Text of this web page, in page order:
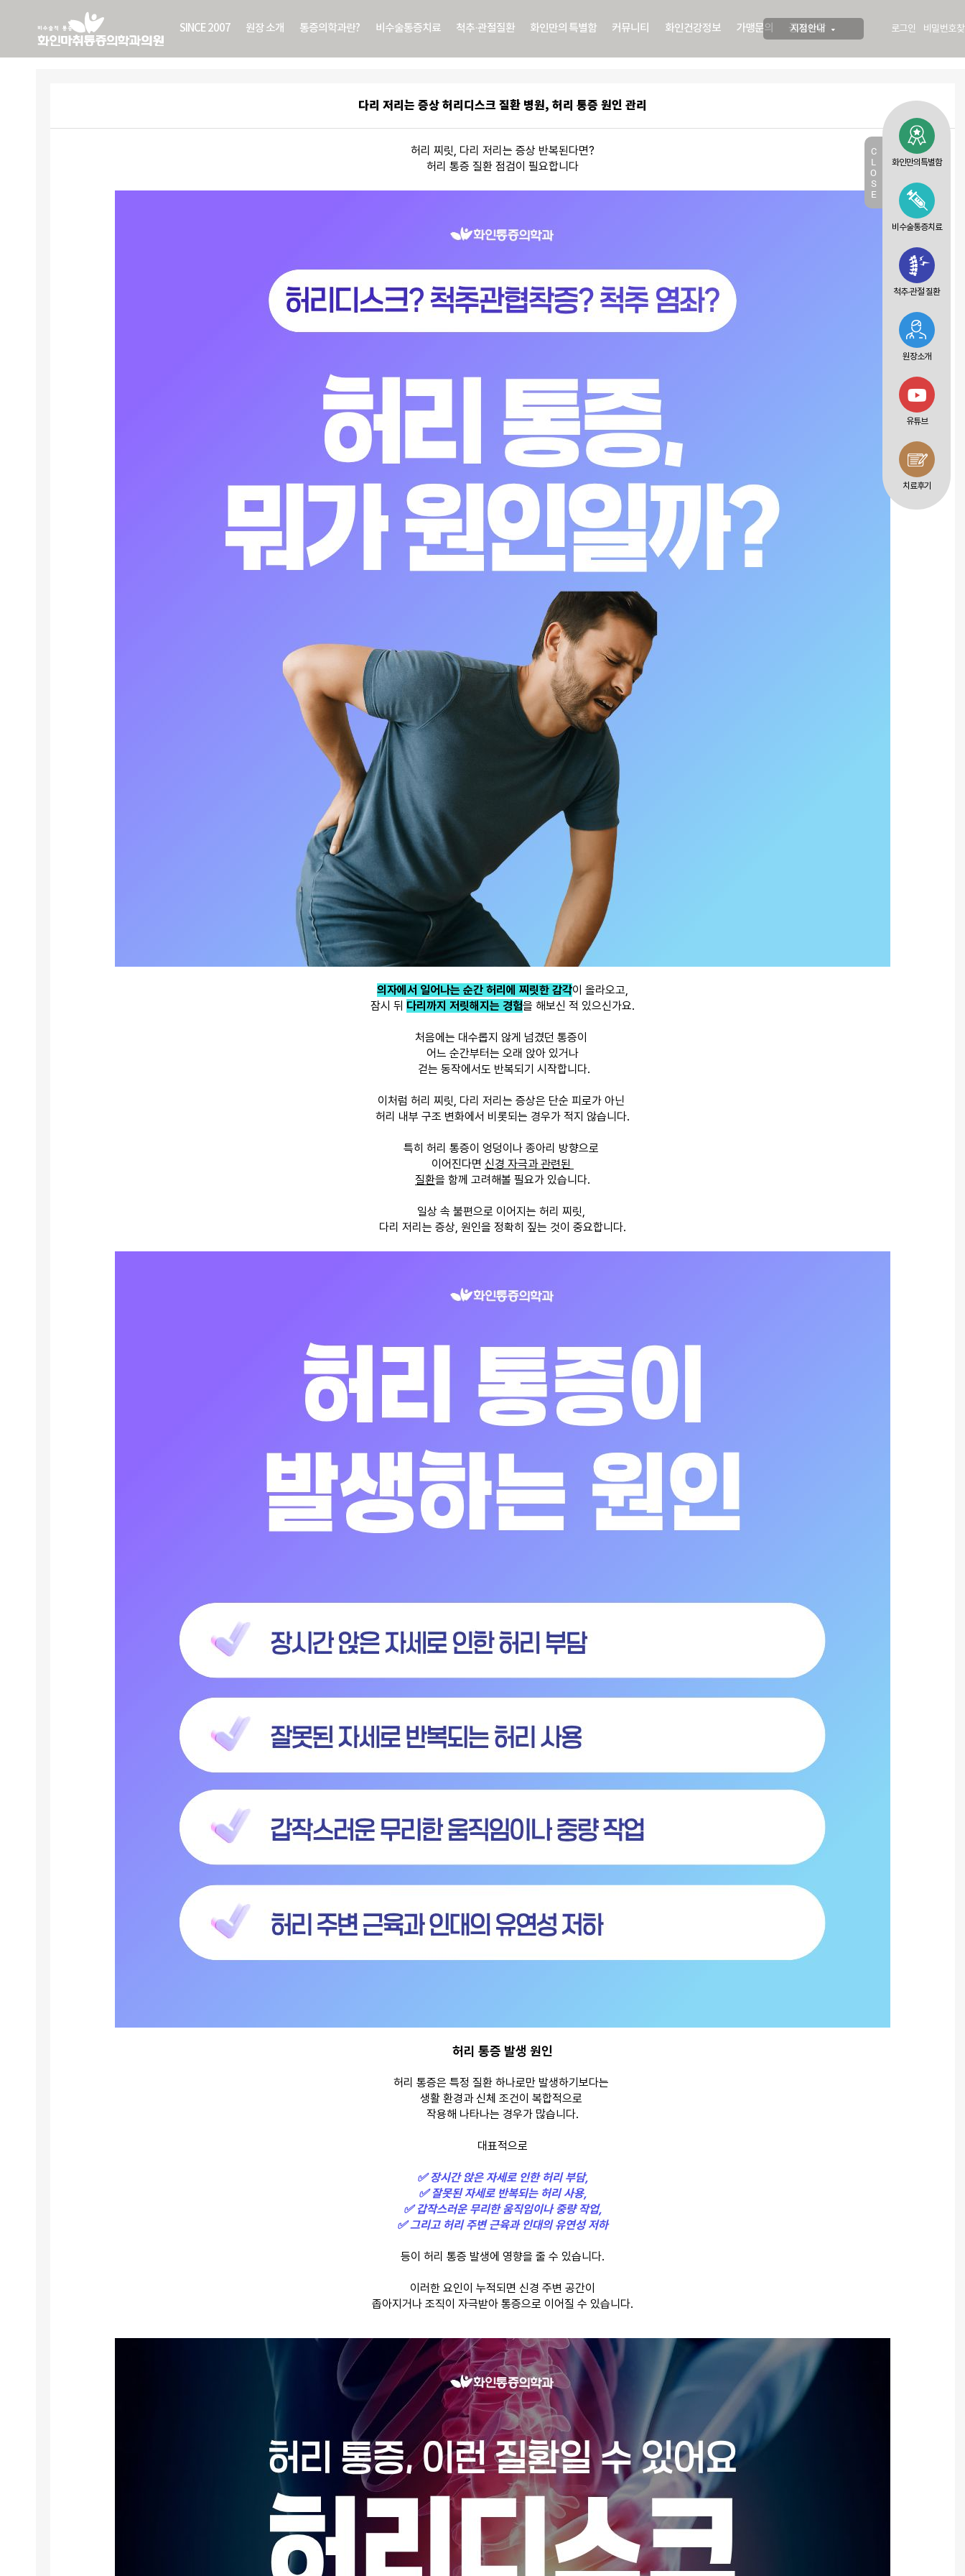
SINCE 2007 원장 소개 통증의학과란? 비수술통증치료 척추·관절질환 화인만의 특별함 커뮤니티 화인건강정보 가맹문의 공지사항
지점안내 로그인 비밀번호
다리 저리는 증상 허리디스크 질환 병원, 허리 통증 원인 관리
허리 찌릿, 다리 저리는 증상 반복된다면?
허리 통증 질환 점검이 필요합니다
의자에서 일어나는 순간 허리에 찌릿한 감각이 올라오고,
잠시 뒤 다리까지 저릿해지는 경험을 해보신 적 있으신가요.
처음에는 대수롭지 않게 넘겼던 통증이
어느 순간부터는 오래 앉아 있거나
걷는 동작에서도 반복되기 시작합니다.
이처럼 허리 찌릿, 다리 저리는 증상은 단순 피로가 아닌
허리 내부 구조 변화에서 비롯되는 경우가 적지 않습니다.
특히 허리 통증이 엉덩이나 종아리 방향으로
이어진다면 신경 자극과 관련된
질환을 함께 고려해볼 필요가 있습니다.
일상 속 불편으로 이어지는 허리 찌릿,
다리 저리는 증상, 원인을 정확히 짚는 것이 중요합니다.
허리 통증 발생 원인
허리 통증은 특정 질환 하나로만 발생하기보다는
생활 환경과 신체 조건이 복합적으로
작용해 나타나는 경우가 많습니다.
대표적으로
✅ 장시간 앉은 자세로 인한 허리 부담,
✅ 잘못된 자세로 반복되는 허리 사용,
✅ 갑작스러운 무리한 움직임이나 중량 작업,
✅ 그리고 허리 주변 근육과 인대의 유연성 저하
등이 허리 통증 발생에 영향을 줄 수 있습니다.
이러한 요인이 누적되면 신경 주변 공간이
좁아지거나 조직이 자극받아 통증으로 이어질 수 있습니다.
C
L
O
S
E
화인만의특별함
비수술통증치료
척추·관절 질환
원장소개
유튜브
치료후기